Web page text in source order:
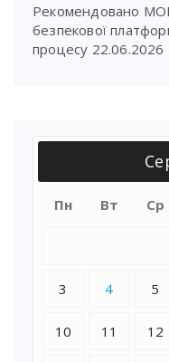
Рекомендовано
безпекової
процесу 22.06.2026
Пн Вт Ср
3 4 5
10 11 12